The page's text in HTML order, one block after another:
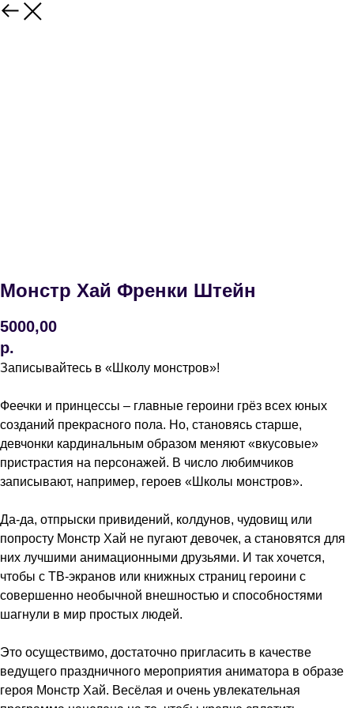
Монстр Хай Френки Штейн
5000,00
р.
Записывайтесь в «Школу монстров»!
Феечки и принцессы – главные героини грёз всех юных
созданий прекрасного пола. Но, становясь старше,
девчонки кардинальным образом меняют «вкусовые»
пристрастия на персонажей. В число любимчиков
записывают, например, героев «Школы монстров».
Да-да, отпрыски привидений, колдунов, чудовищ или
попросту Монстр Хай не пугают девочек, а становятся для
них лучшими анимационными друзьями. И так хочется,
чтобы с ТВ-экранов или книжных страниц героини с
совершенно необычной внешностью и способностями
шагнули в мир простых людей.
Это осуществимо, достаточно пригласить в качестве
ведущего праздничного мероприятия аниматора в образе
героя Монстр Хай. Весёлая и очень увлекательная